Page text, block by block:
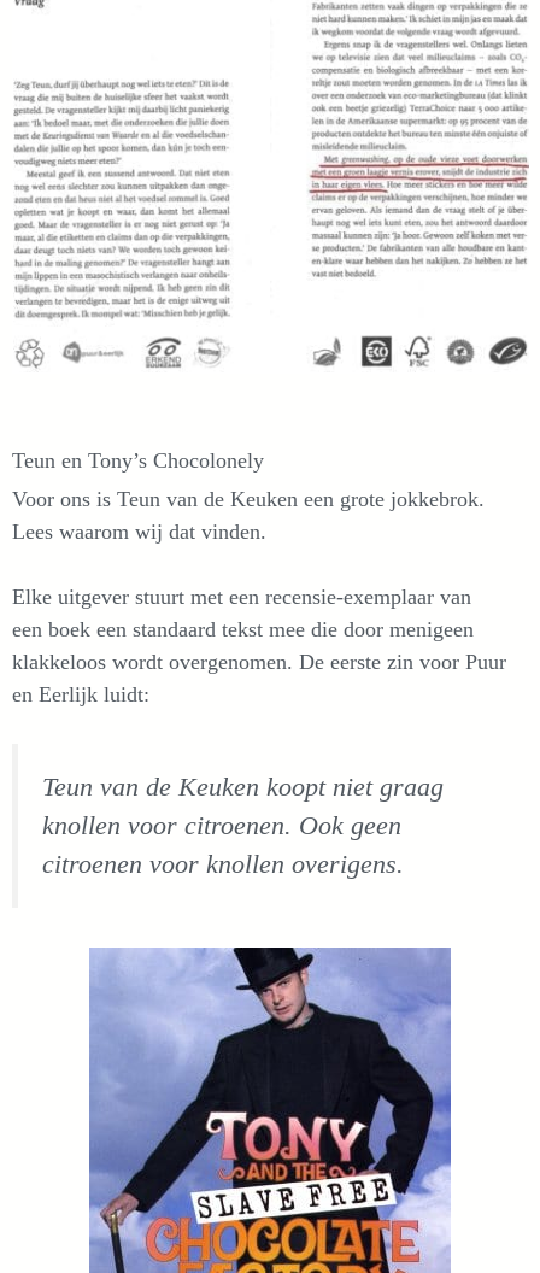
Teun en Tony’s Chocolonely
Voor ons is Teun van de Keuken een grote jokkebrok.
Lees waarom wij dat vinden.
Elke uitgever stuurt met een recensie-exemplaar van
een boek een standaard tekst mee die door menigeen
klakkeloos wordt overgenomen. De eerste zin voor Puur
en Eerlijk luidt:
Teun van de Keuken koopt niet graag
knollen voor citroenen. Ook geen
citroenen voor knollen overigens.